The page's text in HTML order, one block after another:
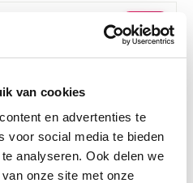
van cookies
en advertenties te
voor social media te bieden
analyseren. Ook delen we
onze site met onze
-5 %